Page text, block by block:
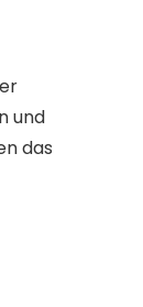
und
das